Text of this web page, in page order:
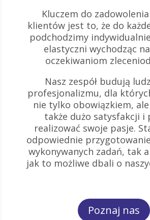
Kluczem do
klientów jest to, że do
podchodzimy
elastyczni wychodząc
oczekiwaniom
Nasz zespół budują
profesjonalizmu, dla
nie tylko obowiązkiem,
także dużo satysfakcji i
realizować swoje pasje.
odpowiednie
wykonywanych zadań, tak
jak to możliwe dbali o
Poznaj nas